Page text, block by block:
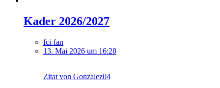
Kader 2026/2027
fci-fan
13. Mai 2026 um 16:28
Zitat von Gonzalez04